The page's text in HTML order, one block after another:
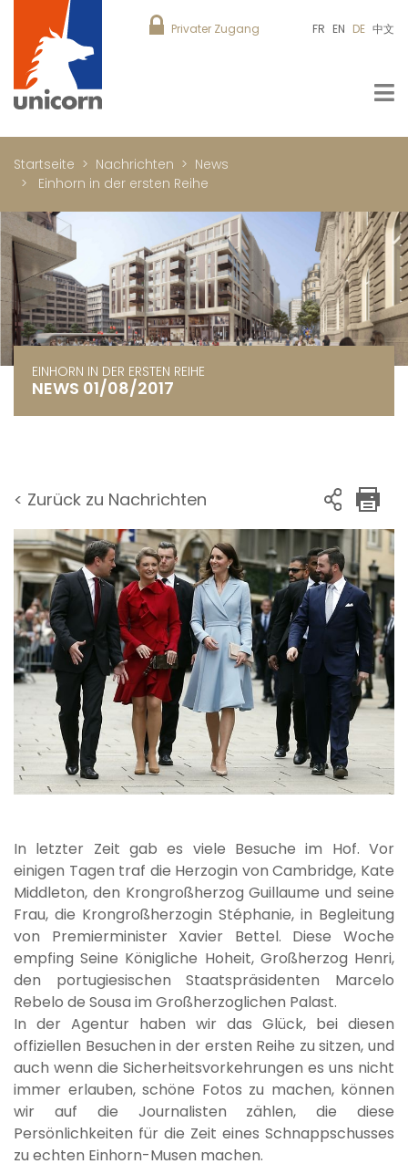
Privater Zugang FR EN DE 中文
Startseite Nachrichten
News
Einhorn in der ersten Reihe
EINHORN IN DER ERSTEN REIHE
NEWS 01/08/2017
< Zurück zu Nachrichten
In letzter Zeit gab es viele Besuche im Hof. Vor
einigen Tagen traf die Herzogin von Cambridge, Kate
Middleton, den Krongroßherzog Guillaume und seine
Frau, die Krongroßherzogin Stéphanie, in Begleitung
von Premierminister Xavier Bettel. Diese Woche
empfing Seine Königliche Hoheit, Großherzog Henri,
den portugiesischen Staatspräsidenten Marcelo
Rebelo de Sousa im Großherzoglichen Palast.
In der Agentur haben wir das Glück, bei diesen
offiziellen Besuchen in der ersten Reihe zu sitzen, und
auch wenn die Sicherheitsvorkehrungen es uns nicht
immer erlauben, schöne Fotos zu machen, können
wir auf die Journalisten zählen, die diese
Persönlichkeiten für die Zeit eines Schnappschusses
zu echten Einhorn-Musen machen.